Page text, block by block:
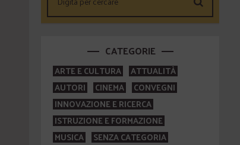
CATEGORIE
ARTE E CULTURA
ATTUALITÀ
AUTORI
CINEMA
CONVEGNI
INNOVAZIONE E RICERCA
ISTRUZIONE E FORMAZIONE
MUSICA
SENZA CATEGORIA